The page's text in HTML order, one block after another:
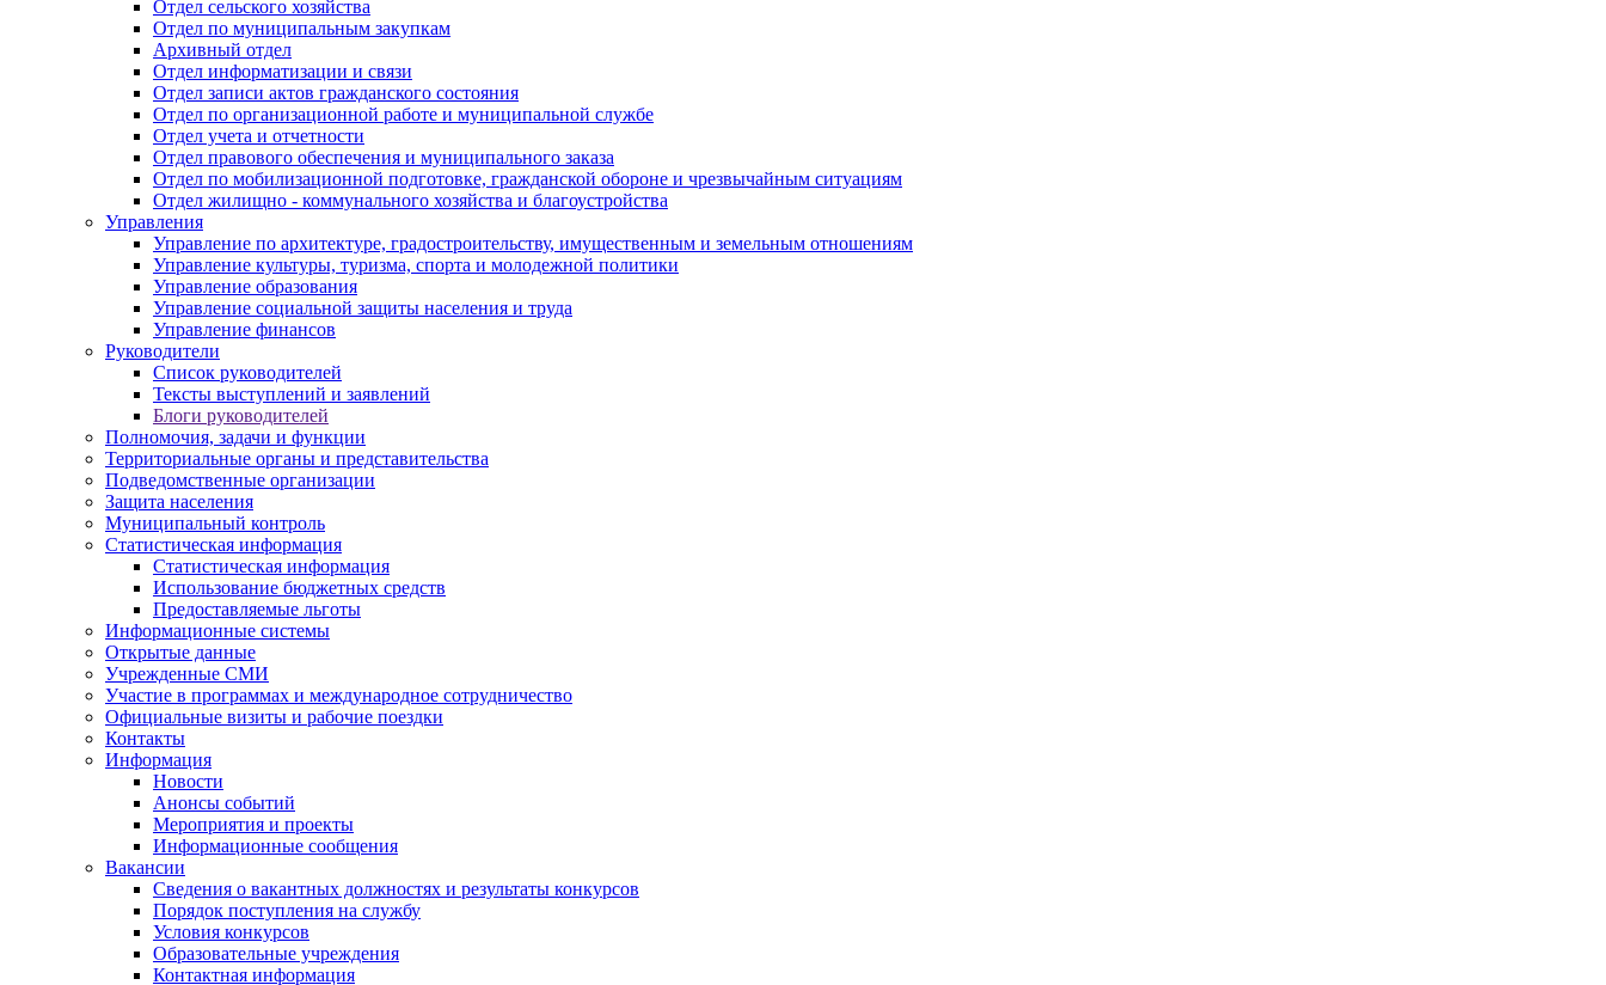
Отдел сельского хозяйства
Отдел по муниципальным закупкам
Архивный отдел
Отдел информатизации и связи
Отдел записи актов гражданского состояния
Отдел по организационной работе и муниципальной службе
Отдел учета и отчетности
Отдел правового обеспечения и муниципального заказа
Отдел по мобилизационной подготовке, гражданской обороне и чрезвычайным ситуациям
Отдел жилищно - коммунального хозяйства и благоустройства
Управления
Управление по архитектуре, градостроительству, имущественным и земельным отношениям
Управление культуры, туризма, спорта и молодежной политики
Управление образования
Управление социальной защиты населения и труда
Управление финансов
Руководители
Список руководителей
Тексты выступлений и заявлений
Блоги руководителей
Полномочия, задачи и функции
Территориальные органы и представительства
Подведомственные организации
Защита населения
Муниципальный контроль
Статистическая информация
Статистическая информация
Использование бюджетных средств
Предоставляемые льготы
Информационные системы
Открытые данные
Учрежденные СМИ
Участие в программах и международное сотрудничество
Официальные визиты и рабочие поездки
Контакты
Информация
Новости
Анонсы событий
Мероприятия и проекты
Информационные сообщения
Вакансии
Сведения о вакантных должностях и результаты конкурсов
Порядок поступления на службу
Условия конкурсов
Образовательные учреждения
Контактная информация